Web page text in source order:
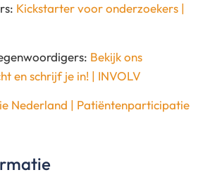
Kickstarter voor onderzoekers |
Bekijk ons
en schrijf je in! | INVOLV
Nederland | Patiëntenparticipatie